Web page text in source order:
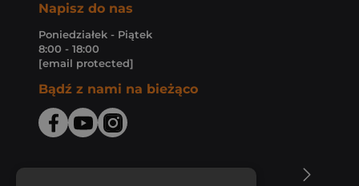
Napisz do nas
Poniedziałek - Piątek
8:00 - 18:00
[email protected]
Bądź z nami na bieżąco